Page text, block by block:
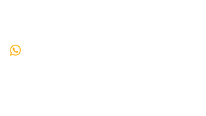
Email